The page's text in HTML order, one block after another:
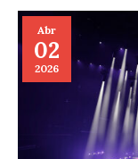
Abr
02
2026